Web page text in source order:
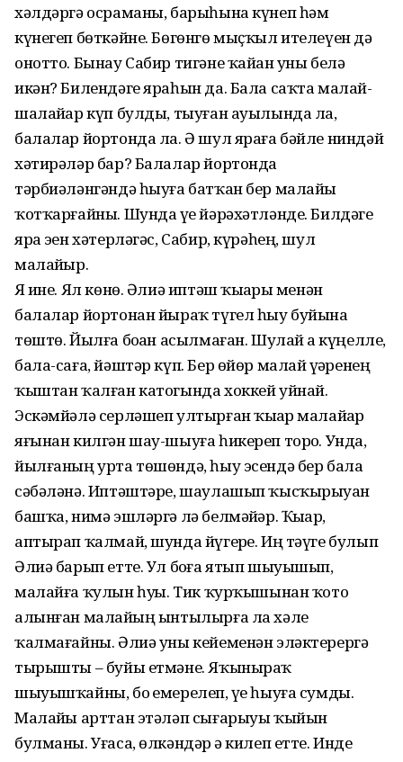
хәлдәргә осраманы, барыһына күнеп һәм
күнегеп бөткәйне. Бөгөнгө мыҫҡыл ителеүен дә
онотто. Бынау Сабир тигәне ҡайҙан уны белә
икән? Билендәге яраһын да. Бала саҡта малай-
шалайҙар күп булды, тыуған ауылында ла,
балалар йортонда ла. Ә шул яраға бәйле ниндәй
хәтирәләр бар? Балалар йортонда
тәрбиәләнгәндә һыуға батҡан бер малайҙы
ҡотҡарғайны. Шунда үҙе йәрәхәтләнде. Билдәге
яра эҙен хәтерләгәс, Сабир, күрәһең, шул
малайҙыр.
Яҙ ине. Ял көнө. Әлиә иптәш ҡыҙҙары менән
балалар йортонан йыраҡ түгел һыу буйына
төштө. Йылға боҙҙан асылмаған. Шулай ҙа күңелле,
бала-саға, йәштәр күп. Бер өйөр малай үҙҙәренең
ҡыштан ҡалған катогында хоккей уйнай.
Эскәмйәлә серләшеп ултырған ҡыҙҙар малайҙар
яғынан килгән шау-шыуға һикереп торҙо. Унда,
йылғаның урта төшөндә, һыу эсендә бер бала
сәбәләнә. Иптәштәре, шаулашып ҡысҡырыуҙан
башҡа, нимә эшләргә лә белмәйҙәр. Ҡыҙҙар,
аптырап ҡалмай, шунда йүгерҙе. Иң тәүге булып
Әлиә барып етте. Ул боҙға ятып шыуышып,
малайға ҡулын һуҙҙы. Тик ҡурҡышынан ҡото
алынған малайҙың ынтылырға ла хәле
ҡалмағайны. Әлиә уны кейеменән эләктерергә
тырышты – буйы етмәне. Яҡыныраҡ
шыуышҡайны, боҙ емерелеп, үҙе һыуға сумды.
Малайҙы арттан этәләп сығарыуы ҡыйын
булманы. Уғаса, өлкәндәр ҙә килеп етте. Инде